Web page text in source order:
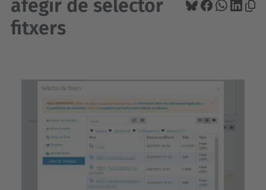
afegir de selector
fitxers